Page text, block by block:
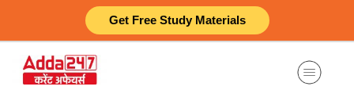
Get Free Study Materials
content